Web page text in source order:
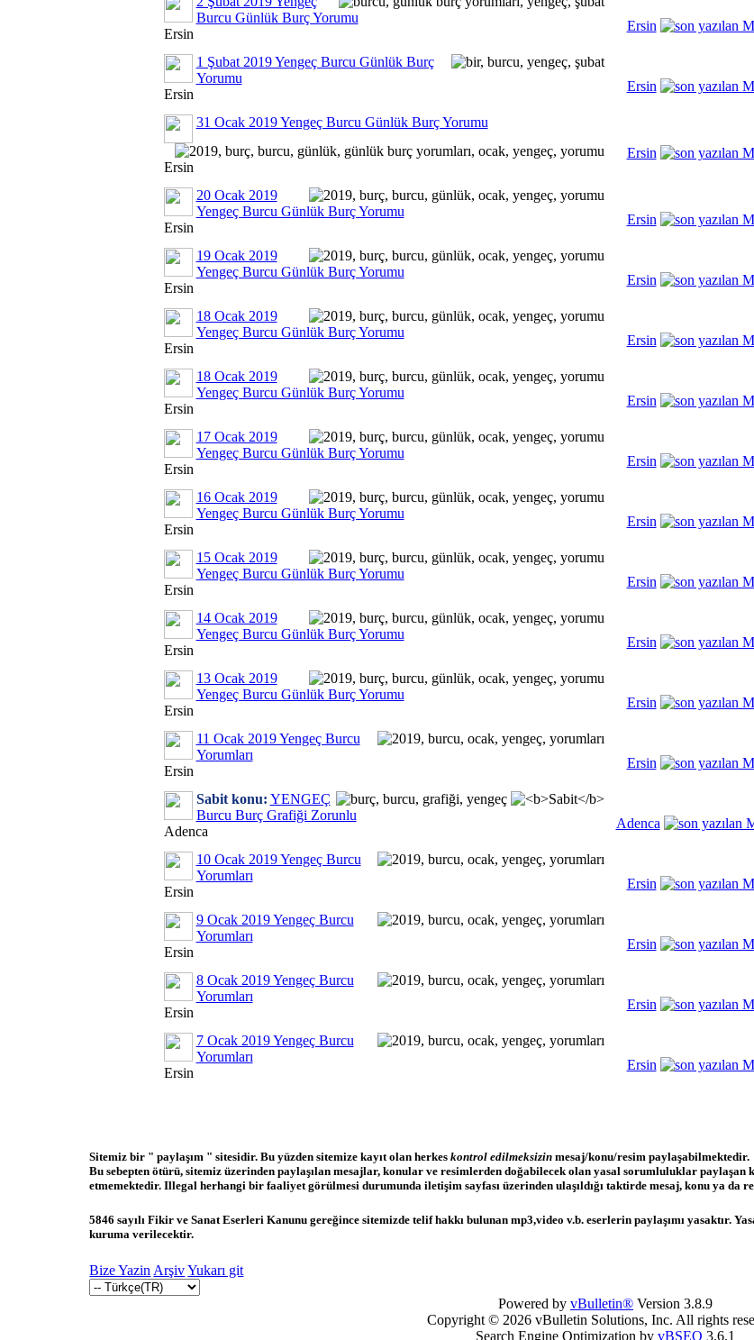
Burcu Günlük Burç Yorumu
Ersin
Ersin
1 Şubat 2019 Yengeç Burcu Günlük Burç
Yorumu
Ersin
Ersin
31 Ocak 2019 Yengeç Burcu Günlük Burç Yorumu
Ersin
Ersin
20 Ocak 2019
Yengeç Burcu Günlük Burç Yorumu
Ersin
Ersin
19 Ocak 2019
Yengeç Burcu Günlük Burç Yorumu
Ersin
Ersin
18 Ocak 2019
Yengeç Burcu Günlük Burç Yorumu
Ersin
Ersin
18 Ocak 2019
Yengeç Burcu Günlük Burç Yorumu
Ersin
Ersin
17 Ocak 2019
Yengeç Burcu Günlük Burç Yorumu
Ersin
Ersin
16 Ocak 2019
Yengeç Burcu Günlük Burç Yorumu
Ersin
Ersin
15 Ocak 2019
Yengeç Burcu Günlük Burç Yorumu
Ersin
Ersin
14 Ocak 2019
Yengeç Burcu Günlük Burç Yorumu
Ersin
Ersin
13 Ocak 2019
Yengeç Burcu Günlük Burç Yorumu
Ersin
Ersin
11 Ocak 2019 Yengeç Burcu
Yorumları
Ersin
Ersin
Sabit konu: YENGEÇ
Burcu Burç Grafiği Zorunlu
Adenca
Adenca
10 Ocak 2019 Yengeç Burcu
Yorumları
Ersin
Ersin
9 Ocak 2019 Yengeç Burcu
Yorumları
Ersin
Ersin
8 Ocak 2019 Yengeç Burcu
Yorumları
Ersin
Ersin
7 Ocak 2019 Yengeç Burcu
Yorumları
Ersin
Ersin
Sitemiz bir " paylaşım " sitesidir. Bu yüzden sitemize kayıt olan herkeskontrol edilmeksizin mesaj/konu/resim paylaşabilmektedir.
Bu sebepten ötürü, sitemiz üzerinden paylaşılan mesajlar, konular ve resimlerden doğabilecek olan yasal sorumluluklar
etmemektedir. Illegal herhangi bir faaliyet görülmesi durumunda iletişim sayfası üzerinden ulaşıldığı taktirde mesaj, konu ya da
5846 sayılı Fikir ve Sanat Eserleri Kanunu gereğince sitemizde telif hakkı bulunan mp3,video v.b. eserlerin paylaşımı yasaktır.
kuruma verilecektir.
Bize Yazin Arşiv Yukarı git
Powered by vBulletin® Version 3.8.9
Copyright © 2026 vBulletin Solutions, Inc. All rights
Search Engine Optimization by vBSEO 3.6.1